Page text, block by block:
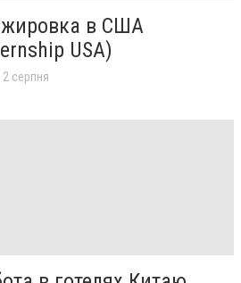
в США
USA)
2 серпня